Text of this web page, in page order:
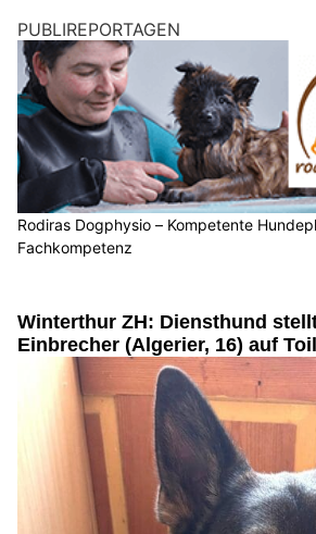
PUBLIREPORTAGEN
Rodiras Dogphysio – Kompetente
Fachkompetenz
Winterthur ZH: Diensthund
Einbrecher (Algerier, 16) auf